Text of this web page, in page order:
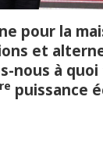
pour la
et
nous à
puissance